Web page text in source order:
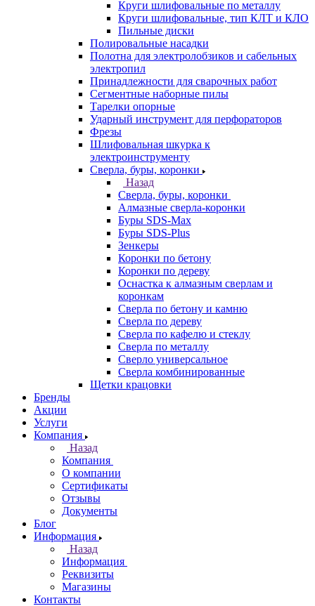
Круги шлифовальные по металлу
Круги шлифовальные, тип КЛТ и КЛО
Пильные диски
Полировальные насадки
Полотна для электролобзиков и сабельных
электропил
Принадлежности для сварочных работ
Сегментные наборные пилы
Тарелки опорные
Ударный инструмент для перфораторов
Фрезы
Шлифовальная шкурка к
электроинструменту
Сверла, буры, коронки
Назад
Сверла, буры, коронки
Алмазные сверла-коронки
Буры SDS-Max
Буры SDS-Plus
Зенкеры
Коронки по бетону
Коронки по дереву
Оснастка к алмазным сверлам и
коронкам
Сверла по бетону и камню
Сверла по дереву
Сверла по кафелю и стеклу
Сверла по металлу
Сверло универсальное
Сверла комбинированные
Щетки крацовки
Бренды
Акции
Услуги
Компания
Назад
Компания
О компании
Сертификаты
Отзывы
Документы
Блог
Информация
Назад
Информация
Реквизиты
Магазины
Контакты